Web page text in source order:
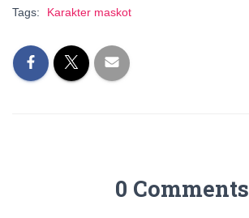
Tags: Karakter maskot
0 Comments